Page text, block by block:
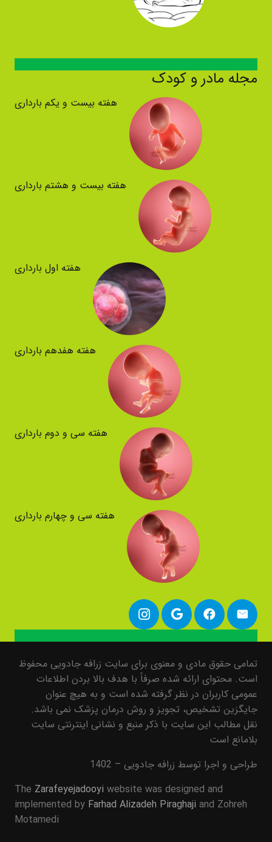
مجله مادر و کودک
هفته بیست و یکم بارداری
هفته بیست و هشتم بارداری
هفته اول بارداری
هفته هفدهم بارداری
هفته سی و دوم بارداری
هفته سی و چهارم بارداری
تمامی حقوق مادی و معنوی برای سایت زرافه جادویی محفوظ
است. محتوای ارائه شده صرفاً با هدف بالا بردن اطلاعات
عمومی کاربران در نظر گرفته شده است و به هیچ عنوان
جایگزین تشخیص، تجویز و روش درمان پزشک نمی باشد.
نقل مطالب این سایت با ذکر منبع و نشانی اینترنتی سایت
بلامانع است
طراحی و اجرا توسط زرافه جادویی – 1402
The Zarafeyejadooyi website was designed and
implemented by Farhad Alizadeh Piraghaji and Zohreh
Motamedi